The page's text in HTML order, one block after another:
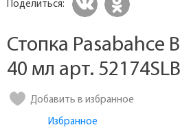
Поделиться:
Стопка Pasabahce
40 мл арт. 52174SLB
Добавить в избранное
Избранное